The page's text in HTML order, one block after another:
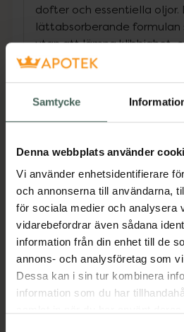
Samtycke
Denna webbplats använder
Vi använder enhetsidentifierare
och annonserna till användarna,
för sociala medier och analysera
vidarebefordrar även sådana
information från din enhet till de
annons- och analysföretag som
Dessa kan i sin tur kombinera
information som du har
dofter och essentiella oljor.
lättabsorberande formulan
utan att lämna klibbighet,
återfuktning och mjukhet.
åtta typer av hyaluronsyra
hudens fuktbarriär och ger
reparera och skydda
vilket gör den idealisk för
behöver extra vård. Kan
torra partier på kroppen för
effektiv återfuktning. En
för hela familjen som vill ha
effektiv handvård utan
ingredienser.
EAN:08809572891311
Kategorier: